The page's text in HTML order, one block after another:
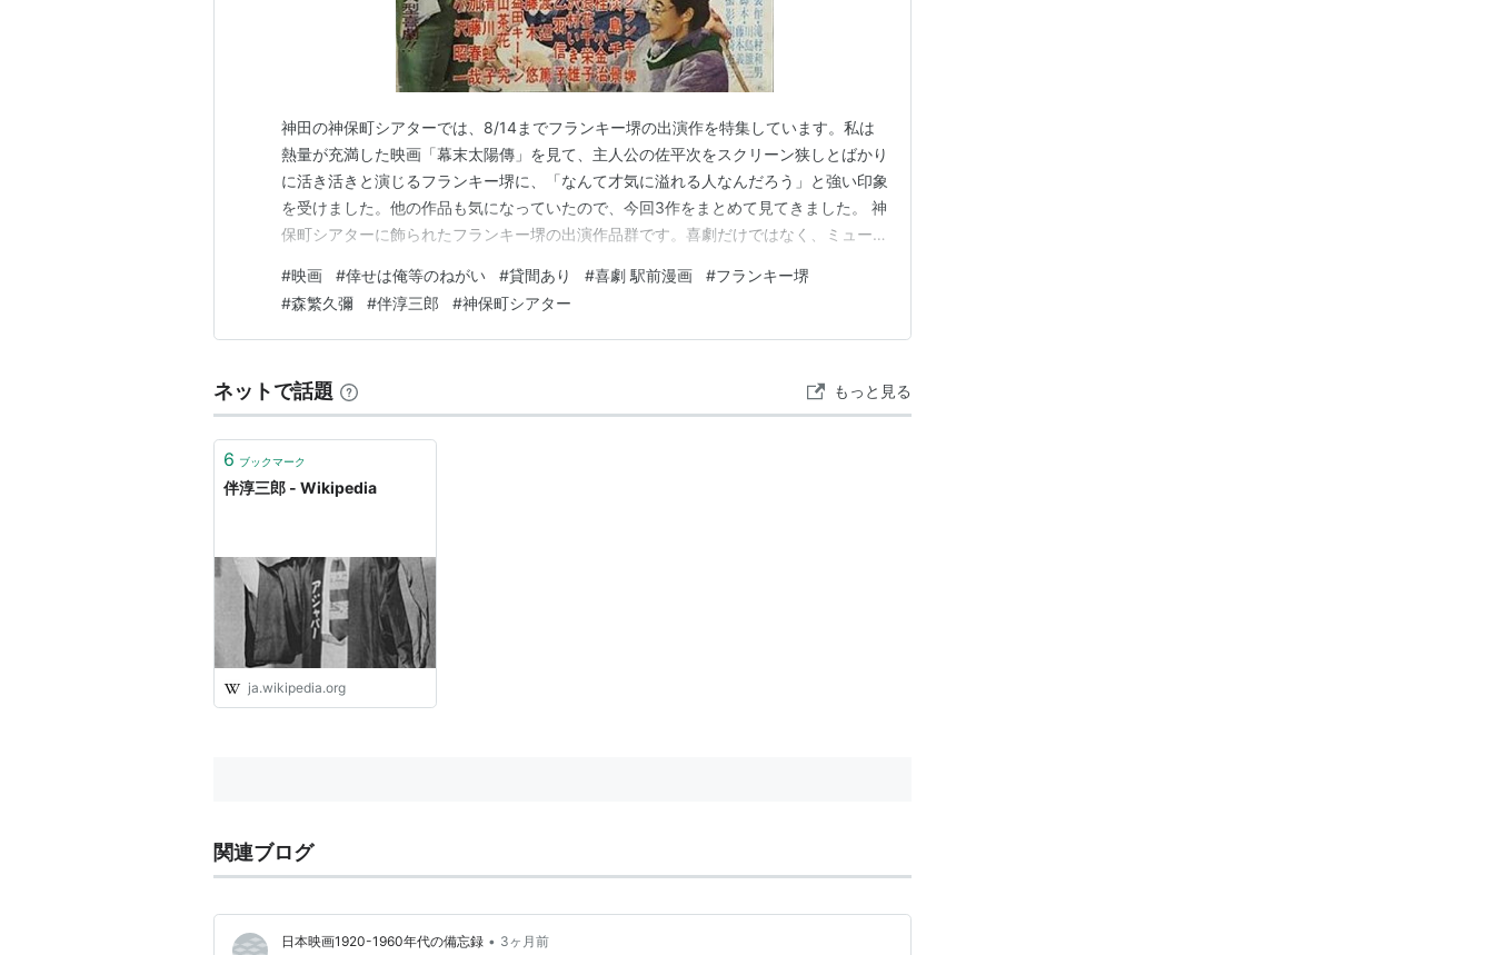
駅前シリーズ
飢餓海峡
どですかでん
人生劇場
全員集合
どてらい男
青春グラフィティ スニーカーぶるーす
ええじゃないか
マタギ
…など多数。
ムー一族
…など。
神田の神保町シアターでは、8/14までフランキー堺の出演作を特集しています。私は
熱量が充満した映画「幕末太陽傳」を見て、主人公の佐平次をスクリーン狭しとばかり
に活き活きと演じるフランキー堺に、「なんて才気に溢れる人なんだろう」と強い印象
を受けました。他の作品も気になっていたので、今回3作をまとめて見てきました。 神
保町シアターに飾られたフランキー堺の出演作品群です。喜劇だけではなく、ミュージ
倖せは俺等のねがい 昭和30年代初頭の夫婦の物語です。フランキー堺と左幸子が演じ
る恋人同士は、二人とも工場で働いていますが、4…
#映画 #倖せは俺等のねがい #貸間あり #喜劇 駅前漫画 #フランキー堺
#森繁久彌 #伴淳三郎 #神保町シアター
ネットで話題 もっと見る
6 ブックマーク
伴淳三郎 - Wikipedia
ja.wikipedia.org
関連ブログ
日本映画1920-1960年代の備忘録 • 3ヶ月前